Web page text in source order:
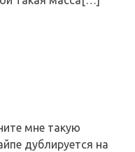
мне такую
дублируется на